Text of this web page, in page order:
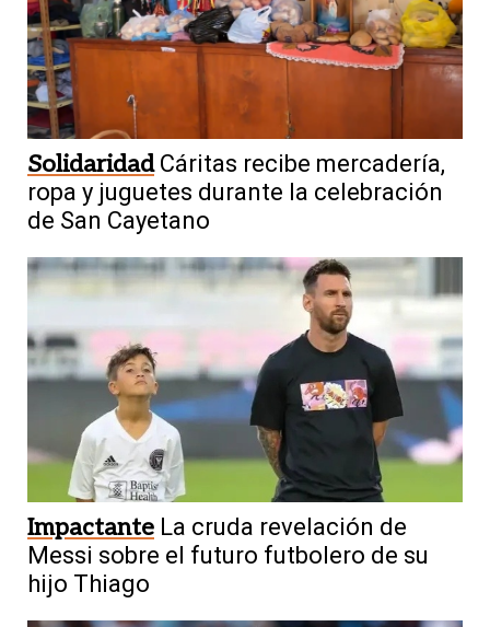
Solidaridad Cáritas recibe mercadería,
ropa y juguetes durante la celebración
de San Cayetano
Impactante La cruda revelación de
Messi sobre el futuro futbolero de su
hijo Thiago